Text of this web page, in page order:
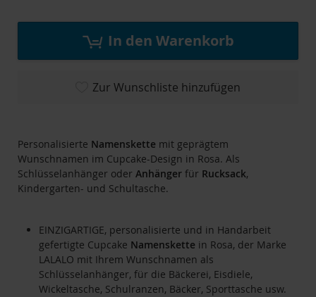
Personalisierte Namenskette mit geprägtem
Wunschnamen im Cupcake-Design in Rosa. Als
Schlüsselanhänger oder Anhänger für Rucksack,
Kindergarten- und Schultasche.
EINZIGARTIGE, personalisierte und in Handarbeit
gefertigte Cupcake Namenskette in Rosa, der Marke
LALALO mit Ihrem Wunschnamen als
Schlüsselanhänger, für die Bäckerei, Eisdiele,
Wickeltasche, Schulranzen, Bäcker, Sporttasche usw.
In den Warenkorb
Zur Wunschliste hinzufügen